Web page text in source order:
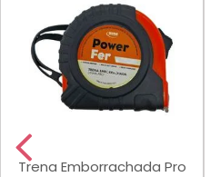
Trena Emborrachada Pro